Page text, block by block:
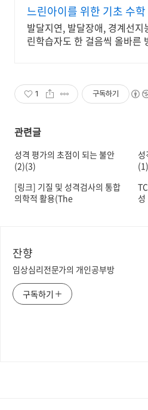
느린아이를 위한 기초 수
아이 아빠가 직접 만든앱
발달지연, 발달장애, 경계선지
린학습자도 한 걸음씩 올바른
1 구독하기
관련글
성격 평가의 초점이 되는 불안
(2)(3)
(1)
[링크] 기질 및 성격검사의 통합
의학적 활용(The
성
잔향
임상심리전문가의 개인공부방
구독하기